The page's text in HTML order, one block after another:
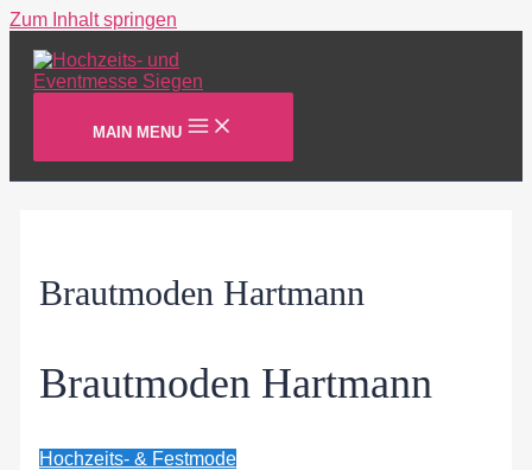
Zum Inhalt springen
MAIN MENU
Brautmoden Hartmann
Brautmoden Hartmann
Hochzeits- & Festmode